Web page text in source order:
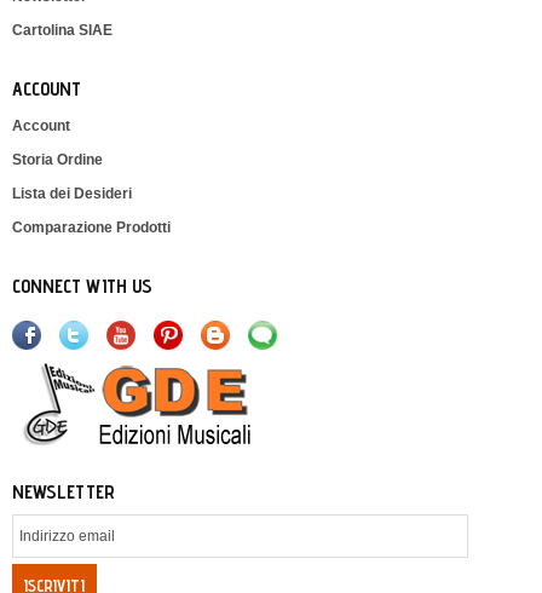
Cartolina SIAE
ACCOUNT
Account
Storia Ordine
Lista dei Desideri
Comparazione Prodotti
CONNECT WITH US
NEWSLETTER
ISCRIVITI